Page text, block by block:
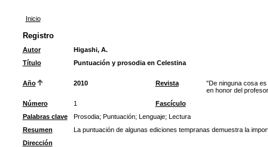
Inicio
Registro
Autor
Higashi, A.
Título
Puntuación y prosodia en Celestina
Año 2010 Revista
"De ninguna cosa
en honor del
Número
1
Fascículo
Palabras clave
Prosodia; Puntuación; Lenguaje; Lectura
Resumen
La puntuación de algunas ediciones tempranas demuestra la
Dirección